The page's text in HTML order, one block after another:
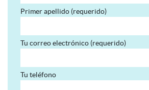
Primer apellido (requerido)
Tu correo electrónico (requerido)
Tu teléfono